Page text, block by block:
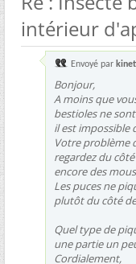
intérieur
Envoyé par
Bonjour,
A moins que
bestioles ne
il est impossible
Votre problème
regardez du
encore des
Les puces ne
plutôt du côté
Quel type de
une partie un
Cordialement,